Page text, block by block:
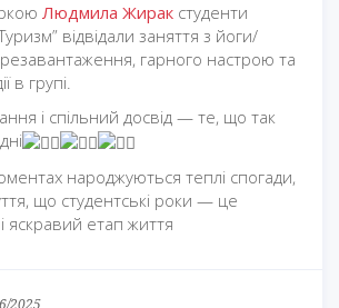
Людмила Жирак студенти
відвідали заняття з йоги/
гарного настрою та
в групі.
і спільний досвід — те, що так
народжуються теплі спогади,
що студентські роки — це
яскравий етап життя
2025